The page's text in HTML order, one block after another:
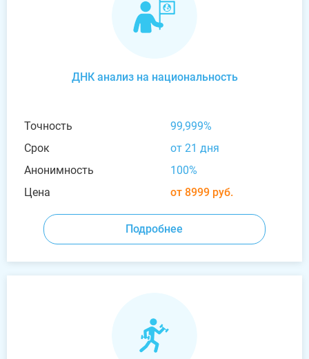
ДНК анализ на национальность
Точность
99,999%
Срок
от 21 дня
Анонимность
100%
Цена
от 8999 руб.
Подробнее